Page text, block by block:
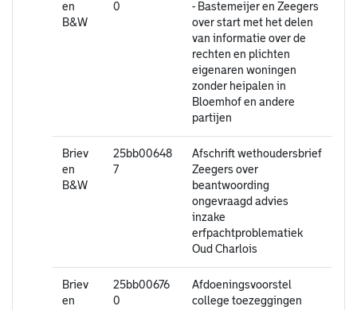
en
B&W
0
- Bastemeijer en Zeegers
over start met het delen
van informatie over de
rechten en plichten
eigenaren woningen
zonder heipalen in
Bloemhof en andere
partijen
Briev
en
B&W
25bb00648
7
Afschrift wethoudersbrief
Zeegers over
beantwoording
ongevraagd advies
inzake
erfpachtproblematiek
Oud Charlois
Briev
en
25bb00676
0
Afdoeningsvoorstel
college toezeggingen